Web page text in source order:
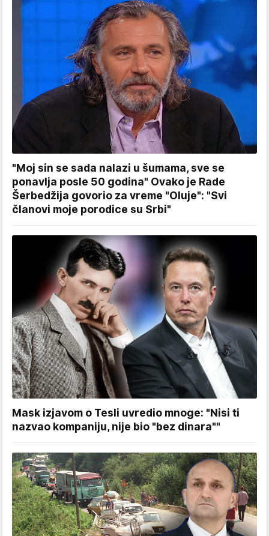
"Moj sin se sada nalazi u šumama, sve se
ponavlja posle 50 godina" Ovako je Rade
Šerbedžija govorio za vreme "Oluje": "Svi
članovi moje porodice su Srbi"
Mask izjavom o Tesli uvredio mnoge: "Nisi ti
nazvao kompaniju, nije bio "bez dinara""